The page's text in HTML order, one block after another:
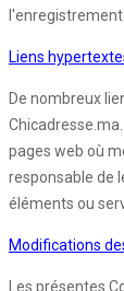
Liens
De nombreux
pages web où
responsable de
éléments ou
Modifications
Les présentes